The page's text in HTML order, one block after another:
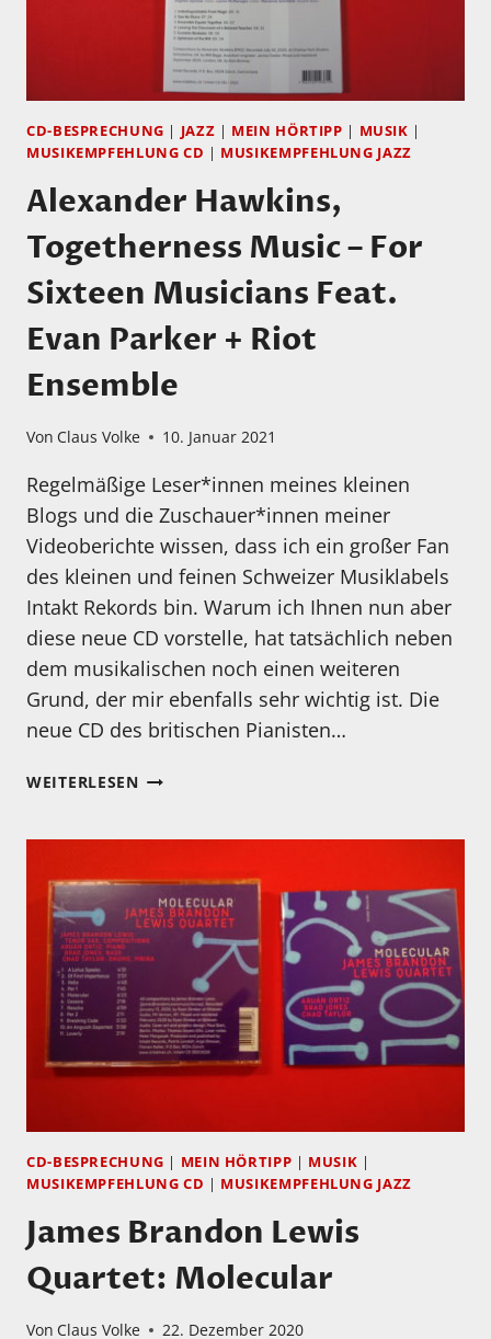
CD-BESPRECHUNG JAZZ MEIN HÖRTIPP MUSIK
MUSIKEMPFEHLUNG CD
MUSIKEMPFEHLUNG JAZZ
Alexander Hawkins,
Togetherness Music – For
Sixteen Musicians Feat.
Evan Parker + Riot
Ensemble
Von Claus Volke 10. Januar 2021
Regelmäßige Leser*innen meines kleinen
Blogs und die Zuschauer*innen meiner
Videoberichte wissen, dass ich ein großer Fan
des kleinen und feinen Schweizer Musiklabels
Intakt Rekords bin. Warum ich Ihnen nun aber
diese neue CD vorstelle, hat tatsächlich neben
dem musikalischen noch einen weiteren
Grund, der mir ebenfalls sehr wichtig ist. Die
neue CD des britischen Pianisten…
WEITERLESENALEXANDER
–
FOR
SIXTEEN
MUSICIANS
EVAN
PARKER
+
RIOT
CD-BESPRECHUNG | MEIN HÖRTIPP | MUSIK |
MUSIKEMPFEHLUNG CD | MUSIKEMPFEHLUNG JAZZ
James Brandon Lewis
Quartet: Molecular
Von Claus Volke 22. Dezember 2020